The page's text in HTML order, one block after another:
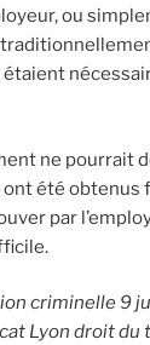
ou
ne pourrait
été obtenus
par
criminelle 9
Lyon droit du